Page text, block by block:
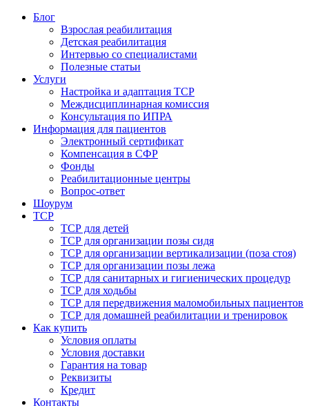
Блог
Взрослая реабилитация
Детская реабилитация
Интервью со специалистами
Полезные статьи
Услуги
Настройка и адаптация ТСР
Междисциплинарная комиссия
Консультация по ИПРА
Информация для пациентов
Электронный сертификат
Компенсация в СФР
Фонды
Реабилитационные центры
Вопрос-ответ
Шоурум
ТСР
ТСР для детей
ТСР для организации позы сидя
ТСР для организации вертикализации (поза стоя)
ТСР для организации позы лежа
ТСР для санитарных и гигиенических процедур
ТСР для ходьбы
ТСР для передвижения маломобильных пациентов
ТСР для домашней реабилитации и тренировок
Как купить
Условия оплаты
Условия доставки
Гарантия на товар
Реквизиты
Кредит
Контакты